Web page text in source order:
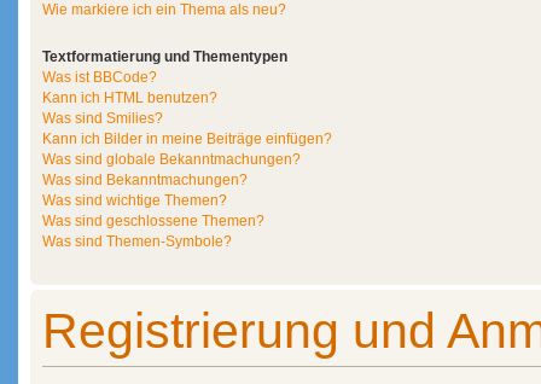
Wie markiere ich ein Thema als neu?
Textformatierung und Thementypen
Was ist BBCode?
Kann ich HTML benutzen?
Was sind Smilies?
Kann ich Bilder in meine Beiträge einfügen?
Was sind globale Bekanntmachungen?
Was sind Bekanntmachungen?
Was sind wichtige Themen?
Was sind geschlossene Themen?
Was sind Themen-Symbole?
Registrierung und